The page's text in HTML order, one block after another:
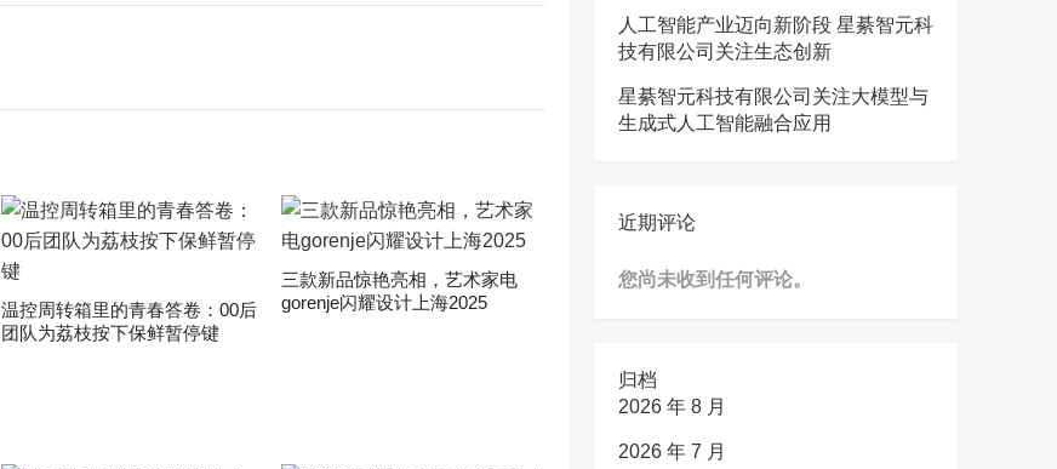
温控周转箱里的青春答卷：00后
团队为荔枝按下保鲜暂停键
三款新品惊艳亮相，艺术家电
gorenje闪耀设计上海2025
人工智能产业迈向新阶段 星綦智元科
技有限公司关注生态创新
星綦智元科技有限公司关注大模型与
生成式人工智能融合应用
近期评论
您尚未收到任何评论。
归档
2026 年 8 月
2026 年 7 月